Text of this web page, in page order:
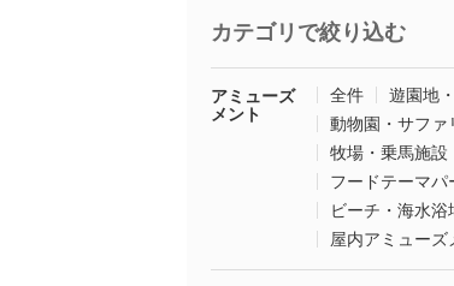
カテゴリで絞り込む
アミューズ
メント
全件 遊園地
動物園・サファ
牧場・乗馬施設
フードテーマパ
ビーチ・海水浴
屋内アミューズ